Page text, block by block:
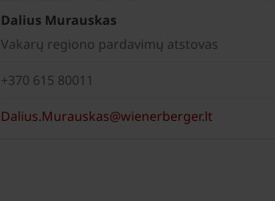
Dalius Murauskas
Vakarų regiono pardavimų atstovas
+370 615 80011
Dalius.Murauskas@wienerberger.lt